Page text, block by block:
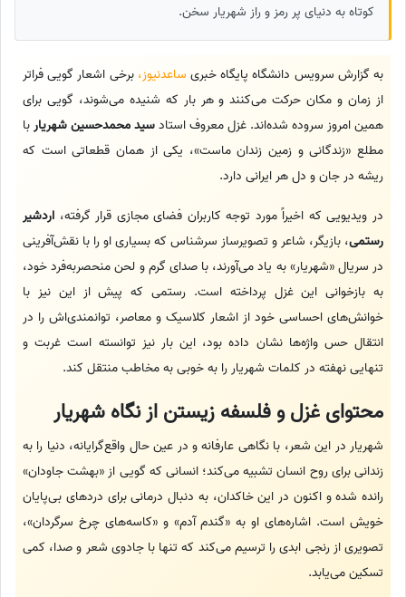
کوتاه به دنیای پر رمز و راز شهریار سخن.
به گزارش سرویس دانشگاه پایگاه خبری ساعدنیوز، برخی اشعار گویی فراتر
از زمان و مکان حرکت می‌کنند و هر بار که شنیده می‌شوند، گویی برای
همین امروز سروده شده‌اند. غزل معروف استادسید محمدحسین شهریاربا
مطلع «زندگانی و زمین زندان ماست»، یکی از همان قطعاتی است که
ریشه در جان و دل هر ایرانی دارد.
در ویدیویی که اخیراً مورد توجه کاربران فضای مجازی قرار گرفته، اردشیر
رستمی، بازیگر، شاعر و تصویرساز سرشناس که بسیاری او را با نقش‌آفرینی
در سریال «شهریار» به یاد می‌آورند، با صدای گرم و لحن منحصربه‌فرد خود،
به بازخوانی این غزل پرداخته است. رستمی که پیش از این نیز با
خوانش‌های احساسی خود از اشعار کلاسیک و معاصر، توانمندی‌اش را در
انتقال حس واژه‌ها نشان داده بود، این بار نیز توانسته است غربت و
تنهایی نهفته در کلمات شهریار را به خوبی به مخاطب منتقل کند.
محتوای غزل و فلسفه زیستن از نگاه شهریار
شهریار در این شعر، با نگاهی عارفانه و در عین حال واقع‌گرایانه، دنیا را به
زندانی برای روح انسان تشبیه می‌کند؛ انسانی که گویی از «بهشت جاودان»
رانده شده و اکنون در این خاکدان، به دنبال درمانی برای دردهای بی‌پایان
خویش است. اشاره‌های او به «گندم آدم» و «کاسه‌های چرخ سرگردان»،
تصویری از رنجی ابدی را ترسیم می‌کند که تنها با جادوی شعر و صدا، کمی
تسکین می‌یابد.